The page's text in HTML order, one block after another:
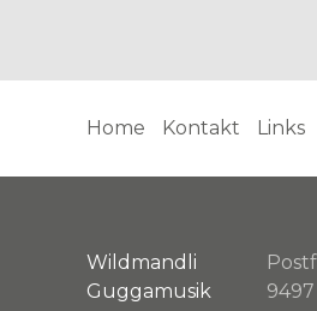
Home Kontakt Links
Wildmandli
Guggamusik